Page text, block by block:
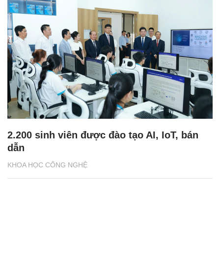
KHOA HỌC CÔNG NGHỆ
2.200 sinh viên được đào tạo AI, IoT, bán
dẫn